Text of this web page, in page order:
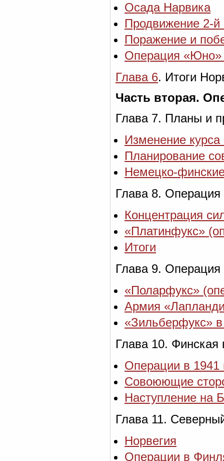
Осада Нарвика
Продвижение 2-й
Поражение и
Операция «Юно»
Глава 6. Итоги
Часть вторая.
Глава 7. Планы и
Изменение
Планирование
Немецко-
Глава 8.
Концентрация
«Платинфукс»
Итоги
Глава 9.
«Поларфукс»
Армия
«Зильберфукс» в
Глава 10. Финская
Операции в 1941
Совоюющие
Наступление на
Глава 11.
Норвегия
Операции в